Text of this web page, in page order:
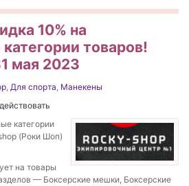
10% на
товаров!
мая 2023
, Для спорта, Манекены
категории
(Роки Шоп)
на товары
— Боксерские мешки, Боксерские